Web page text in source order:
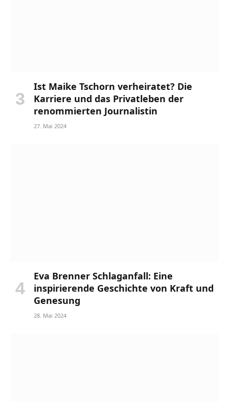
Ist Maike Tschorn verheiratet? Die
Karriere und das Privatleben der
renommierten Journalistin
27. Mai 2024
Eva Brenner Schlaganfall: Eine
inspirierende Geschichte von Kraft und
Genesung
28. Mai 2024